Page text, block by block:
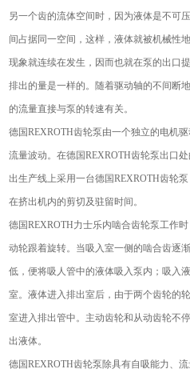
另一个齿的流体空间时，因为液体是不可
间占据同一空间，这样，液体就被机械性
现象就连续在发生，因而也就在泵的出口
排出的量是一样的。随着驱动轴的不间断
的流量直接与泵的转速有关。
德国REXROTH齿轮泵由一个独立的电机
流量波动。在德国REXROTH齿轮泵出口
出生产线上采用一台德国REXROTH齿轮
在挤出机内的剪切及驻留时间。
德国REXROTH力士乐内啮合齿轮泵工作
动轮跟着旋转。当吸入室一侧的啮合齿逐
低，便将吸人管中的液体吸入泵内；吸入
室。液体进入排出室后，由于两个齿轮的
室进入排出管中。主动齿轮和从动齿轮不
出液体。
德国REXROTH齿轮泵除具有自吸能力、